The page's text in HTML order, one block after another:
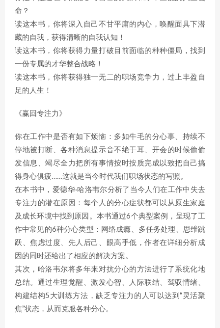
命？
读这本书，你将深入自己不甘平庸的内心，唤醒面具下潜
藏的自我，获得清晰的自我认知！
读这本书，你将获得力量打破目前面临的种种僵局，找到
一份专属的才华整合战略！
读这本书，你将获得独一无二的职场竞争力，过上丰盈自
足的人生！
《赢回专注力》
你在工作中是否有如下烦恼：多如牛毛的分心事、持续不
停地被打断、各种消息提示音不绝于耳、开会的时候偷偷
发信息、竭尽全力把所有事情按时按质完成以致把自己搞
得身心俱疲……这就是当今时代我们职场状态的写照。
在本书中，爱德华·哈洛韦尔分析了当今人们在工作中失去
专注力的潜在原因：每个人的分心症状都可以从原生家庭
及成长环境中找到原因。本书通过6个典型案例，呈现了工
作中常见的6种分心类型：网络成瘾、多任务处理、思维跳
跃、焦虑过度、先人后己、眼高手低，作者在详细分析成
因的同时还给出了相应的解决方案。
其次，哈洛韦尔将多年来对抗分心的方法进行了系统化地
总结。通过生理觉醒、激发心智、人际联结、驾驭情绪、
构建结构5大训练方法，缺乏专注力的人可以达到“灵活聚
焦”状态，从而克服各种分心。